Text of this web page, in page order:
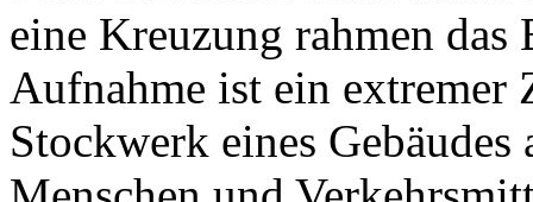
eine Kreuzung rahmen
Aufnahme ist ein extremer
Stockwerk eines